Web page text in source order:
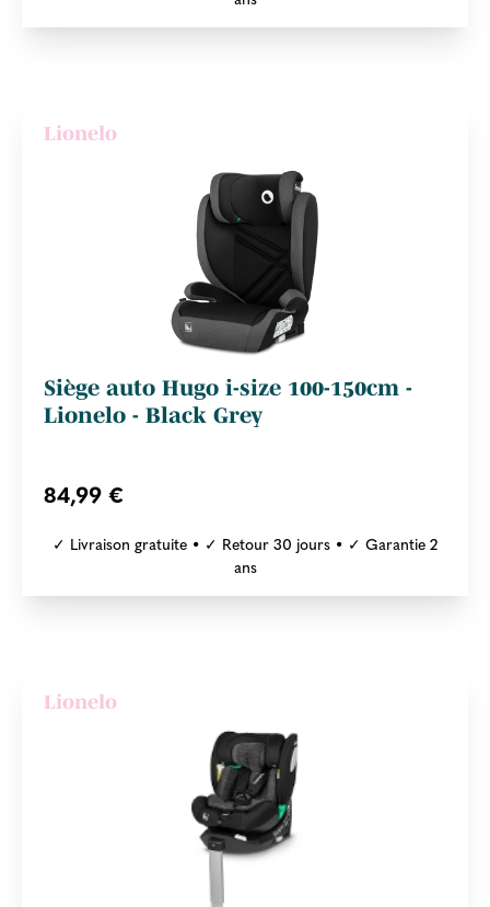
Lionelo
Siège auto Hugo i-size 100-150cm -
Lionelo - Black Grey
84,99 €
✓ Livraison gratuite • ✓ Retour 30 jours • ✓ Garantie 2
ans
Lionelo